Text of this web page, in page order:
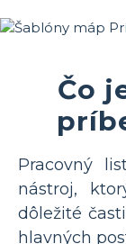
Čo
Pracovný
nástroj,
dôležité
hlavných